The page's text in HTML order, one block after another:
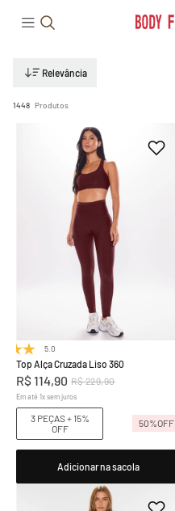
Relevância
1448 Produtos
5.0
Top Alça Cruzada Liso 360
R$114,90 R$229,90
Em até1xsem juros
3 PEÇAS + 15%
OFF
50%OFF
Adicionar na sacola